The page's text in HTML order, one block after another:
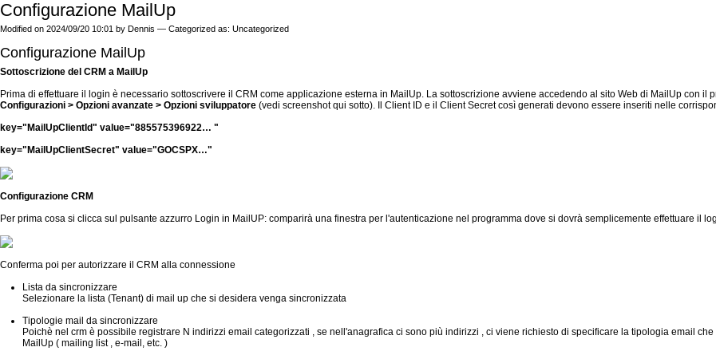
Configurazione MailUp
Modified on 2024/09/20 10:01 by Dennis — Categorized as: Uncategorized
Configurazione MailUp
Sottoscrizione del CRM a MailUp
Prima di effettuare il login è necessario sottoscrivere il CRM come applicazione esterna in MailUp. La sottoscrizione avviene accedendo al sito Web di MailUp con
Configurazioni > Opzioni avanzate > Opzioni sviluppatore (vedi screenshot qui sotto). Il Client ID e il Client Secret così generati devono essere inseriti nelle
key="MailUpClientId" value="885575396922… "
key="MailUpClientSecret" value="GOCSPX…"
Configurazione CRM
Per prima cosa si clicca sul pulsante azzurro Login in MailUP: comparirà una finestra per l'autenticazione nel programma dove si dovrà semplicemente effettuare il
Conferma poi per autorizzare il CRM alla connessione
Lista da sincronizzare
Selezionare la lista (Tenant) di mail up che si desidera venga sincronizzata
Tipologie mail da sincronizzare
Poichè nel crm è possibile registrare N indirizzi email categorizzati , se nell'anagrafica ci sono più indirizzi , ci viene richiesto di specificare la tipologia email
MailUp ( mailing list , e-mail, etc. )